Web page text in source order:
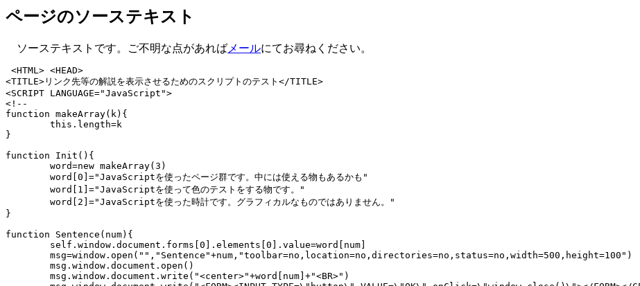
ページのソーステキスト
ソーステキストです。ご不明な点があれば メールにてお尋ねください。
<HTML> <HEAD>
<TITLE>リンク先等の解説を表示させるためのスクリプトのテスト</TITLE>
<SCRIPT LANGUAGE="JavaScript">
<!--
function makeArray(k){
}
function Init(){
}
function Sentence(num){